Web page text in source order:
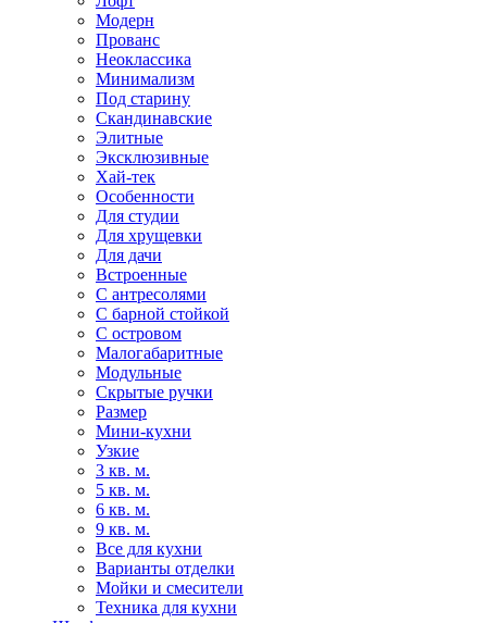
Модерн
Прованс
Неоклассика
Минимализм
Под старину
Скандинавские
Элитные
Эксклюзивные
Хай-тек
Особенности
Для студии
Для хрущевки
Для дачи
Встроенные
С антресолями
С барной стойкой
С островом
Малогабаритные
Модульные
Скрытые ручки
Размер
Мини-кухни
Узкие
3 кв. м.
5 кв. м.
6 кв. м.
9 кв. м.
Все для кухни
Варианты отделки
Мойки и смесители
Техника для кухни